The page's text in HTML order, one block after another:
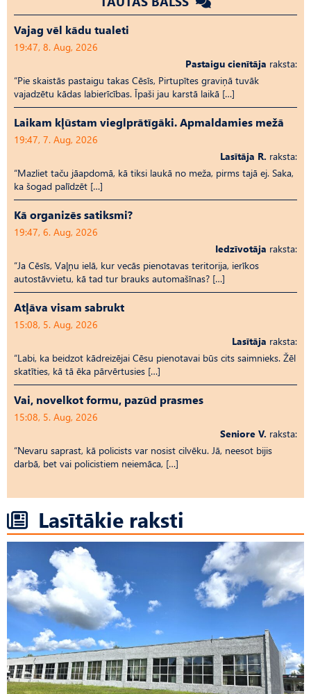
Vajag vēl kādu tualeti
19:47, 8. Aug, 2026
Pastaigu cienītāja raksta:
“Pie skaistās pastaigu takas Cēsīs, Pirtupītes graviņā tuvāk
vajadzētu kādas labierīcības. Īpaši jau karstā laikā […]
Laikam kļūstam vieglprātīgāki. Apmaldamies mežā
19:47, 7. Aug, 2026
Lasītāja R. raksta:
“Mazliet taču jāapdomā, kā tiksi laukā no meža, pirms tajā ej. Saka,
ka šogad palīdzēt […]
Kā organizēs satiksmi?
19:47, 6. Aug, 2026
Iedzīvotāja raksta:
“Ja Cēsīs, Vaļņu ielā, kur vecās pienotavas teritorija, ierīkos
autostāvvietu, kā tad tur brauks automašīnas? […]
Atļāva visam sabrukt
15:08, 5. Aug, 2026
Lasītāja raksta:
“Labi, ka beidzot kādreizējai Cēsu pienotavai būs cits saimnieks. Žēl
skatīties, kā tā ēka pārvērtusies […]
Vai, novelkot formu, pazūd prasmes
15:08, 5. Aug, 2026
Seniore V. raksta:
“Nevaru saprast, kā policists var nosist cilvēku. Jā, neesot bijis
darbā, bet vai policistiem neiemāca, […]
Lasītākie raksti